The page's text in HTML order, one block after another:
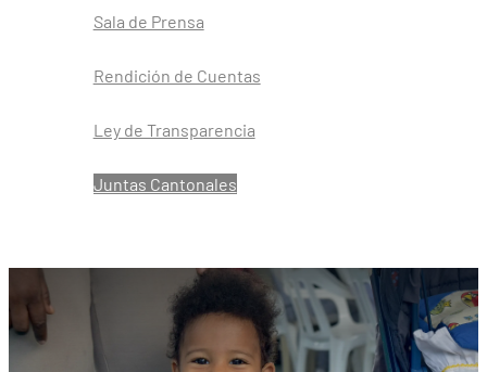
Sala de Prensa
Rendición de Cuentas
Ley de Transparencia
Juntas Cantonales